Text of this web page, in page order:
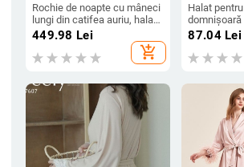
Rochie de noapte cu mâneci
lungi din catifea auriu, halat
de mireasă, pijama în stil
franțuzesc, cald pentru
toamnă și iarnă
449.98 Lei
add_shopping_cart
Halat
domnișoară
brodat, din
mâneci
linie dreaptă
87.04Lei